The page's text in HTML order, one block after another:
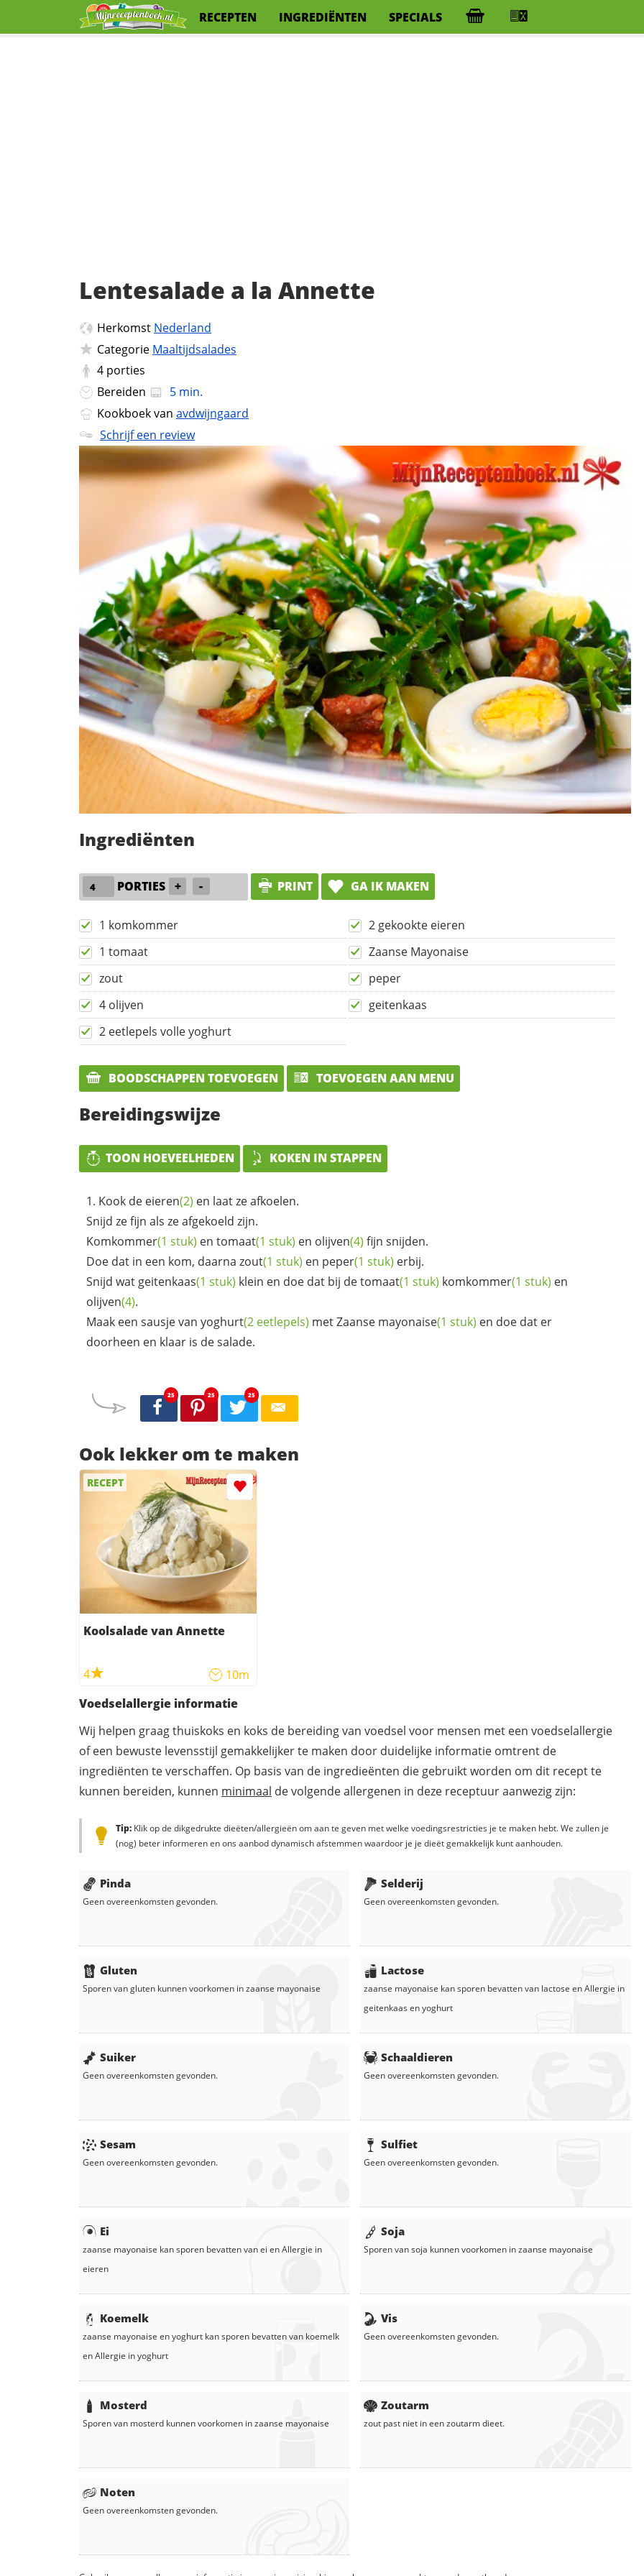
RECEPTEN INGREDIËNTEN SPECIALS
Lentesalade a la Annette
Herkomst Nederland
Categorie Maaltijdsalades
4 porties
Bereiden
5 min.
Kookboek van avdwijngaard
Schrijf een review
Ingrediënten
PORTIES + - PRINT GA IK MAKEN
1 komkommer
2 gekookte eieren
1 tomaat
Zaanse Mayonaise
zout
peper
4 olijven
geitenkaas
2 eetlepels volle yoghurt
BOODSCHAPPEN TOEVOEGEN TOEVOEGEN AAN MENU
Bereidingswijze
TOON HOEVEELHEDEN KOKEN IN STAPPEN
Kook de eieren(2) en laat ze afkoelen.
Snijd ze fijn als ze afgekoeld zijn.
Komkommer(1 stuk) en tomaat(1 stuk) en olijven(4) fijn snijden.
Doe dat in een kom, daarna zout(1 stuk) en peper(1 stuk) erbij.
Snijd wat geitenkaas(1 stuk) klein en doe dat bij detomaat(1 stuk) komkommer(1 stuk) en
olijven(4).
Maak een sausje van yoghurt(2 eetlepels) metZaanse mayonaise(1 stuk) en doe dat er
doorheen en klaar is de salade.
25 25 25
Ook lekker om te maken
RECEPT
Koolsalade van Annette
4
10m
Voedselallergie informatie
Wij helpen graag thuiskoks en koks de bereiding van voedsel voor mensen met een voedselallergie
of een bewuste levensstijl gemakkelijker te maken door duidelijke informatie omtrent de
ingrediënten te verschaffen. Op basis van de ingredieënten die gebruikt worden om dit recept te
kunnen bereiden, kunnen minimaal de volgende allergenen in deze receptuur aanwezig zijn:
Tip: Klik op de dikgedrukte dieëten/allergieën om aan te geven met welke voedingsrestricties je te maken hebt. We zullen je
(nog) beter informeren en ons aanbod dynamisch afstemmen waardoor je je dieët gemakkelijk kunt aanhouden.
Pinda
Geen overeenkomsten gevonden.
Gluten
Sporen van gluten kunnen voorkomen inzaanse mayonaise
Suiker
Geen overeenkomsten gevonden.
Sesam
Geen overeenkomsten gevonden.
Ei
zaanse mayonaise kan sporen bevatten van ei enAllergie in
eieren
Koemelk
zaanse mayonaise enyoghurt kan sporen bevatten van koemelk
enAllergie inyoghurt
Mosterd
Sporen van mosterd kunnen voorkomen inzaanse mayonaise
Noten
Geen overeenkomsten gevonden.
Selderij
Geen overeenkomsten gevonden.
Lactose
zaanse mayonaise kan sporen bevatten van lactose enAllergie in
geitenkaas enyoghurt
Schaaldieren
Geen overeenkomsten gevonden.
Sulfiet
Geen overeenkomsten gevonden.
Soja
Sporen van soja kunnen voorkomen inzaanse mayonaise
Vis
Geen overeenkomsten gevonden.
Zoutarm
zout past niet in een zoutarm dieet.